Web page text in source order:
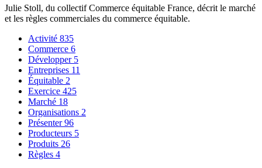
Julie Stoll, du collectif Commerce équitable France, décrit le marché
et les règles commerciales du commerce équitable.
Activité 835
Commerce 6
Développer 5
Entreprises 11
Équitable 2
Exercice 425
Marché 18
Organisations 2
Présenter96
Producteurs 5
Produits 26
Règles 4